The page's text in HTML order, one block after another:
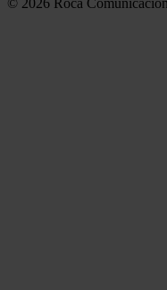
© 2026 Roca